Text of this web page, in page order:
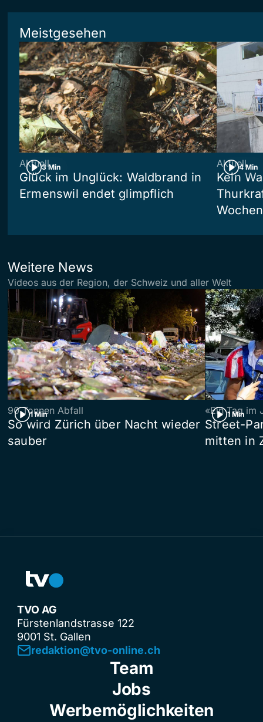
Meistgesehen
3 Min
Aktuell
Glück im Unglück: Waldbrand in
Ermenswil endet glimpflich
4 Min
Aktuell
Kein
Weitere News
Videos aus der Region, der Schweiz und aller Welt
1 Min
90 Tonnen Abfall
So wird Zürich über Nacht wieder
sauber
1 Min
«Ein Tag im
Street-
mitten in
TVO AG
Fürstenlandstrasse 122
9001 St. Gallen
redaktion@tvo-online.ch
Team
Jobs
Werbemöglichkeiten